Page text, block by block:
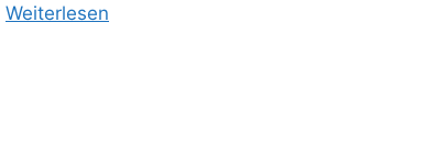
Weiterlesen